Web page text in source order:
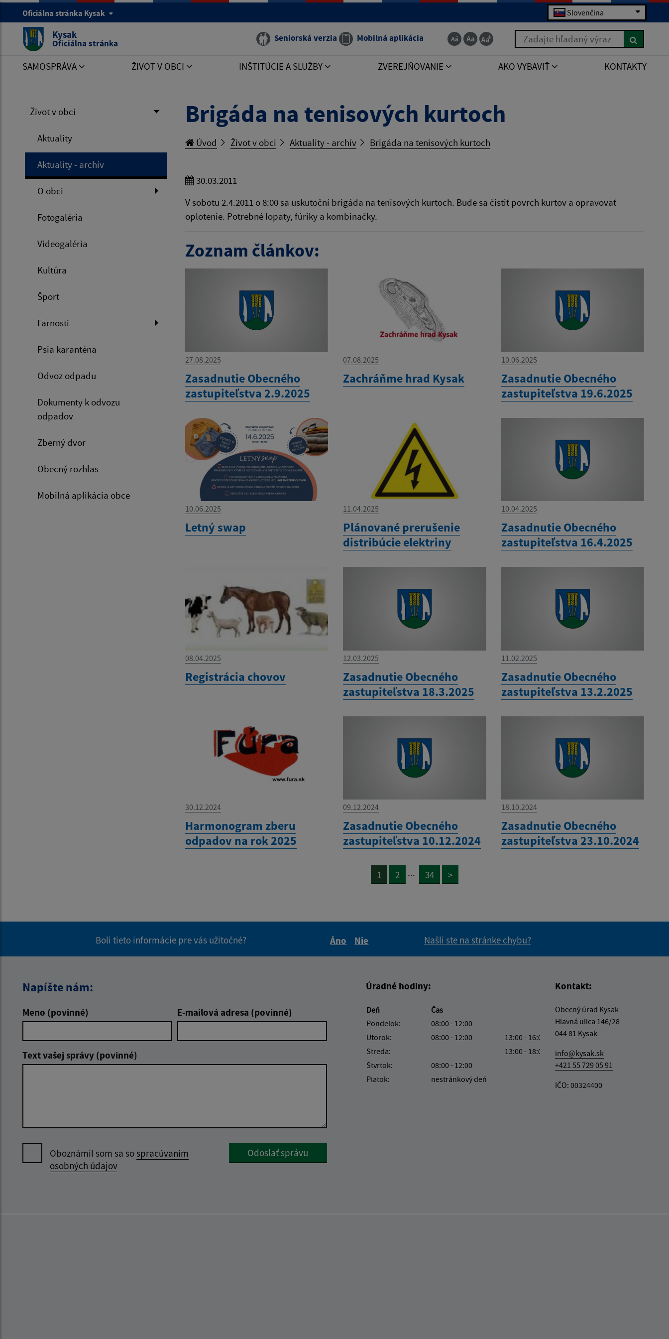
Oficiálna stránka Kysak Slovenčina
Kysak
Oficiálna stránka Seniorská verzia Mobilná aplikácia Zadajte hľadaný výraz
SAMOSPRÁVA ŽIVOT V OBCI INŠTITÚCIE A SLUŽBY ZVEREJŇOVANIE AKO VYBAVIŤ KONTAKTY
Život v obci
Aktuality
Aktuality - archív
O obci
Fotogaléria
Videogaléria
Kultúra
Šport
Farnosti
Psia karanténa
Odvoz odpadu
Dokumenty k odvozu
odpadov
Zberný dvor
Obecný rozhlas
Mobilná aplikácia obce
Brigáda na tenisových kurtoch
Úvod Život v obci Aktuality - archív Brigáda na tenisových kurtoch
30.03.2011
V sobotu 2.4.2011 o 8:00 sa uskutoční brigáda na tenisových kurtoch. Bude sa čistiť povrch kurtov a opravovať
oplotenie. Potrebné lopaty, fúriky a kombinačky.
Zoznam článkov:
27.08.2025
Zasadnutie Obecného
zastupiteľstva 2.9.2025
07.08.2025
Zachráňme hrad Kysak
10.06.2025
Zasadnutie Obecného
zastupiteľstva 19.6.2025
10.06.2025
Letný swap
11.04.2025
Plánované prerušenie
distribúcie elektriny
10.04.2025
Zasadnutie Obecného
zastupiteľstva 16.4.2025
08.04.2025
Registrácia chovov
12.03.2025
Zasadnutie Obecného
zastupiteľstva 18.3.2025
11.02.2025
Zasadnutie Obecného
zastupiteľstva 13.2.2025
30.12.2024
Harmonogram zberu
odpadov na rok 2025
09.12.2024
Zasadnutie Obecného
zastupiteľstva 10.12.2024
18.10.2024
Zasadnutie Obecného
zastupiteľstva 23.10.2024
1 2 ... 34 >
Boli tieto informácie pre vás užitočné?
Áno
Nie
Našli ste na stránke chybu?
Napíšte nám:
Meno (povinné) E-mailová adresa (povinné)
Text vašej správy (povinné)
Oboznámil som sa sospracúvaním
osobných údajov
Google reCaptcha Response
Odoslať správu
Úradné hodiny:
Deň
Čas
Pondelok:
08:00 - 12:00
Utorok:
08:00 - 12:00
13:00 - 16:00
Streda:
13:00 - 18:00
Štvrtok:
08:00 - 12:00
Piatok:
nestránkový deň
Kontakt:
Obecný úrad Kysak
Hlavná ulica 146/28
044 81 Kysak
info@kysak.sk
+421 55 729 05 91
IČO: 00324400